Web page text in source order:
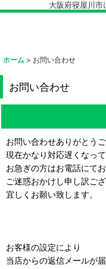
大阪府寝屋川市に店舗
ホーム > お問い合わせ
お問い合わせ
お問い合わせありがとうご
現在かなり対応遅くなって
お急ぎの方はお電話にて
ご迷惑おかけし申し訳ご
宜しくお願い致します。
お客様の設定により
当店からの返信メールが